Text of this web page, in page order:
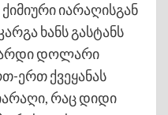
იარაღისგან
ხანს გასტანს
დოლარი
ერთ ქვეყანას
რაც დიდი